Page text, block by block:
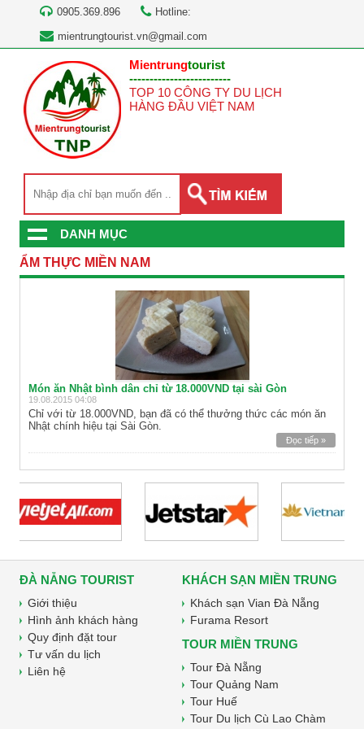
0905.369.896
Hotline:
mientrungtourist.vn@gmail.com
Mientrungtourist
-------------------------
TOP 10 CÔNG TY DU LỊCH
HÀNG ĐẦU VIỆT NAM
DANH MỤC
ẨM THỰC MIỀN NAM
Món ăn Nhật bình dân chỉ từ 18.000VND tại sài Gòn
19.08.2015 04:08
Chỉ với từ 18.000VND, bạn đã có thể thưởng thức các món ăn
Nhật chính hiệu tại Sài Gòn.
Đọc tiếp »
ĐÀ NẴNG TOURIST
Giới thiệu
Hình ảnh khách hàng
Quy định đặt tour
Tư vấn du lịch
Liên hệ
KHÁCH SẠN MIỀN TRUNG
Khách sạn Vian Đà Nẵng
Furama Resort
TOUR MIỀN TRUNG
Tour Đà Nẵng
Tour Quảng Nam
Tour Huế
Tour Du lịch Cù Lao Chàm